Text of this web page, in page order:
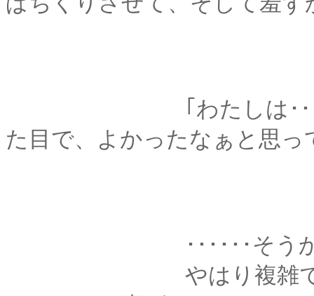
｢わたしは･･････剣
た目で、よかったなぁと思っ
･･････そうか、
やはり複雑ではある